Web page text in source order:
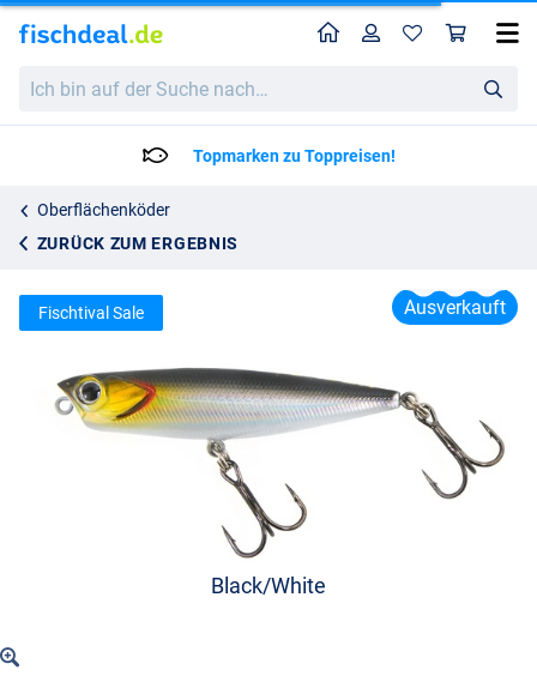
bin
HomeProfil
Topmarken zu Toppreisen!
Oberflächenköder
ZURÜCK ZUM ERGEBNIS
Fladen Maxximus Perchy Poacher Popper 6.5cm (5g)
4.95
Black/White
Ausverkauft
Fischtival Sale